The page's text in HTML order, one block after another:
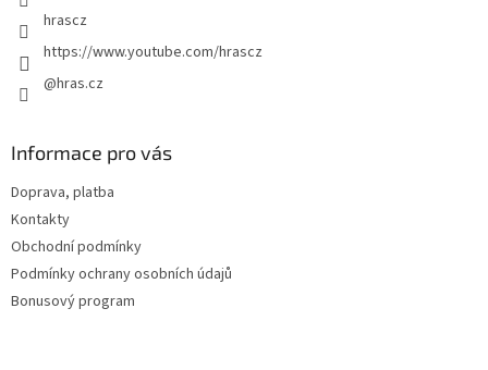
hrascz
https://www.youtube.com/hrascz
@hras.cz
Informace pro vás
Doprava, platba
Kontakty
Obchodní podmínky
Podmínky ochrany osobních údajů
Bonusový program